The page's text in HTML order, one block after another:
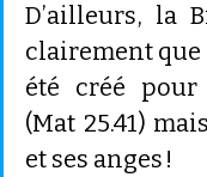
D’ailleurs, la
clairement que
été créé pour
(Mat 25.41)
et ses anges !